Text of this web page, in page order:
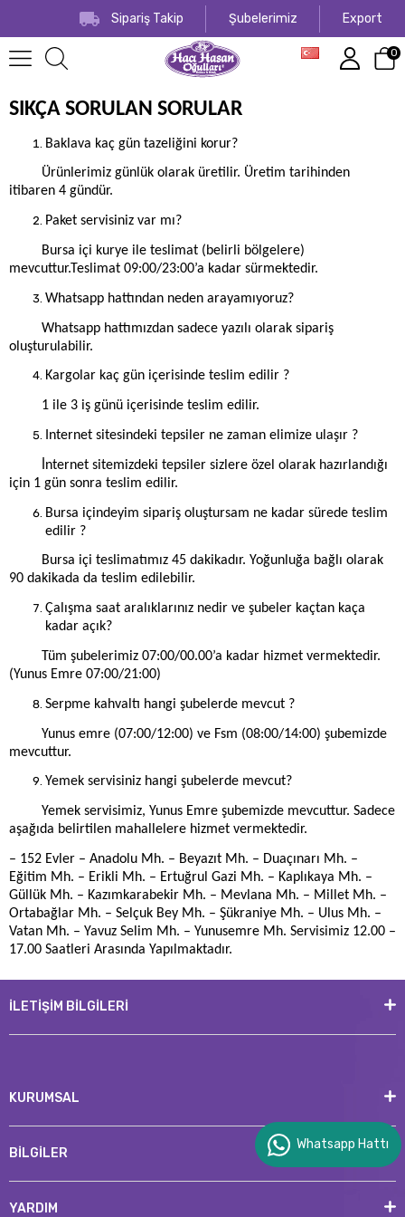
Export
Şubelerimiz
Sipariş Takip
0
SIKÇA SORULAN SORULAR
Baklava kaç gün tazeliğini korur?
Ürünlerimiz günlük olarak üretilir. Üretim tarihinden
itibaren 4 gündür.
Paket servisiniz var mı?
Bursa içi kurye ile teslimat (belirli bölgelere)
mevcuttur.Teslimat 09:00/23:00’a kadar sürmektedir.
Whatsapp hattından neden arayamıyoruz?
Whatsapp hattımızdan sadece yazılı olarak sipariş
oluşturulabilir.
Kargolar kaç gün içerisinde teslim edilir ?
1 ile 3 iş günü içerisinde teslim edilir.
Internet sitesindeki tepsiler ne zaman elimize ulaşır ?
İnternet sitemizdeki tepsiler sizlere özel olarak hazırlandığı
için 1 gün sonra teslim edilir.
Bursa içindeyim sipariş oluştursam ne kadar sürede teslim
edilir ?
Bursa içi teslimatımız 45 dakikadır. Yoğunluğa bağlı olarak
90 dakikada da teslim edilebilir.
Çalışma saat aralıklarınız nedir ve şubeler kaçtan kaça
kadar açık?
Tüm şubelerimiz 07:00/00.00’a kadar hizmet vermektedir.
(Yunus Emre 07:00/21:00)
Serpme kahvaltı hangi şubelerde mevcut ?
Yunus emre (07:00/12:00) ve Fsm (08:00/14:00) şubemizde
mevcuttur.
Yemek servisiniz hangi şubelerde mevcut?
Yemek servisimiz, Yunus Emre şubemizde mevcuttur. Sadece
aşağıda belirtilen mahallelere hizmet vermektedir.
– 152 Evler – Anadolu Mh. – Beyazıt Mh. – Duaçınarı Mh. –
Eğitim Mh. – Erikli Mh. – Ertuğrul Gazi Mh. – Kaplıkaya Mh. –
Güllük Mh. – Kazımkarabekir Mh. – Mevlana Mh. – Millet Mh. –
Ortabağlar Mh. – Selçuk Bey Mh. – Şükraniye Mh. – Ulus Mh. –
Vatan Mh. – Yavuz Selim Mh. – Yunusemre Mh. Servisimiz 12.00 –
17.00 Saatleri Arasında Yapılmaktadır.
İLETİŞİM BİLGİLERİ
KURUMSAL
BİLGİLER
YARDIM
Whatsapp Hattı